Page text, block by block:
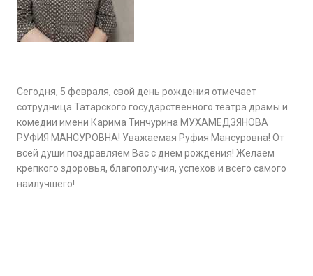
Сегодня, 5 февраля, свой день рождения отмечает
сотрудница Татарского государственного театра драмы и
комедии имени Карима Тинчурина МУХАМЕДЗЯНОВА
РУФИЯ МАНСУРОВНА! Уважаемая Руфия Мансуровна! От
всей души поздравляем Вас с днем рождения! Желаем
крепкого здоровья, благополучия, успехов и всего самого
наилучшего!